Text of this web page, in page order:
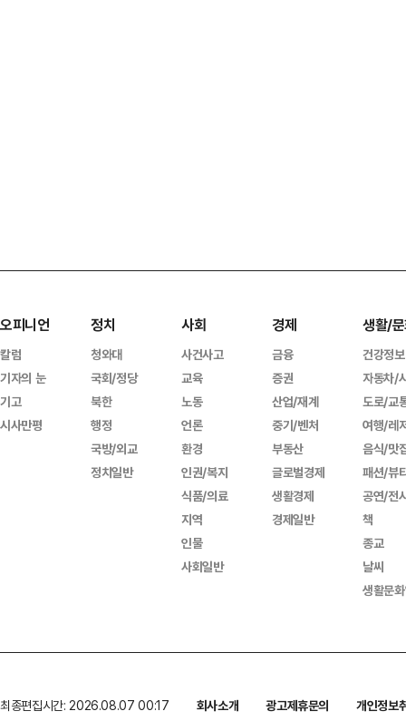
오피니언
칼럼
기자의 눈
기고
시사만평
정치
청와대
국회/정당
북한
행정
국방/외교
정치일반
사회
사건사고
교육
노동
언론
환경
인권/복지
식품/의료
지역
인물
사회일반
경제
금융
증권
산업/재계
중기/벤처
부동산
글로벌경제
생활경제
경제일반
생활/
건강정보
자동차/
도로/교
여행/레
음식/맛
패션/뷰
공연/전
책
종교
날씨
생활문
최종편집시간: 2026.08.07 00:17 회사소개 광고제휴문의
개인정보